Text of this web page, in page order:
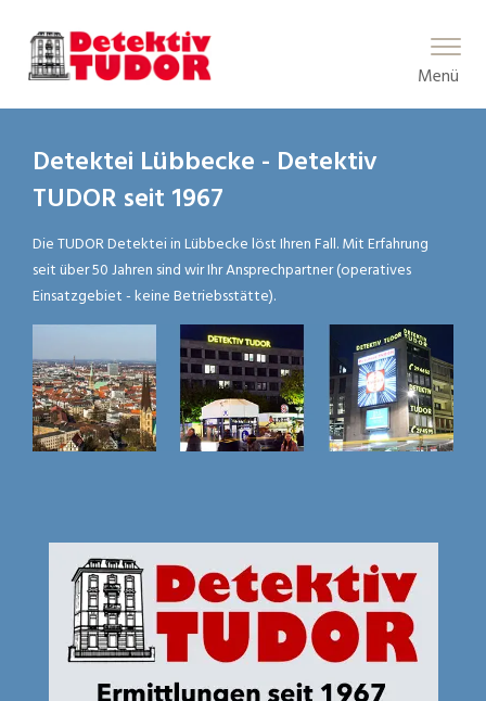
Main Menu
Menü
Detektei Lübbecke - Detektiv
TUDOR seit 1967
Die TUDOR Detektei in Lübbecke löst Ihren Fall. Mit Erfahrung
seit über 50 Jahren sind wir Ihr Ansprechpartner (operatives
Einsatzgebiet - keine Betriebsstätte).